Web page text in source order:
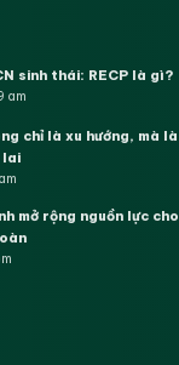
sinh thái: RECP là gì?
am
chỉ là xu hướng, mà là
lai
mở rộng nguồn lực cho